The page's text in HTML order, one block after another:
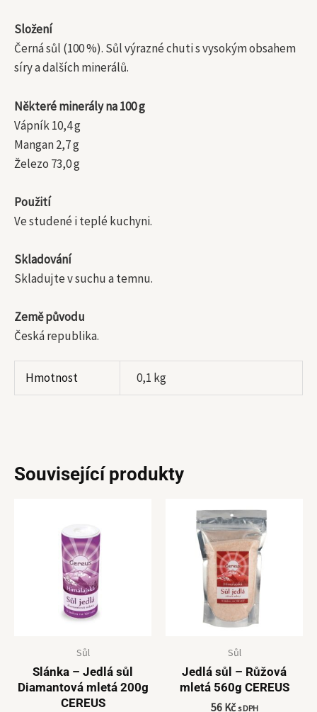
Složení
Černá sůl (100 %). Sůl výrazné chuti s vysokým obsahem
síry a dalších minerálů.
Některé minerály na 100 g
Vápník 10,4 g
Mangan 2,7 g
Železo 73,0 g
Použití
Ve studené i teplé kuchyni.
Skladování
Skladujte v suchu a temnu.
Země původu
Česká republika.
Hmotnost 0,1 kg
Související produkty
Sůl
Slánka – Jedlá sůl
Diamantová mletá 200g
CEREUS
Sůl
Jedlá sůl – Růžová
mletá 560g CEREUS
56 Kč s DPH